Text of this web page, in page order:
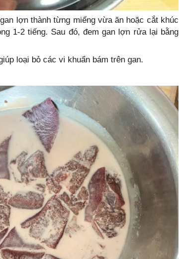
lợn thành từng miếng vừa ăn hoặc cắt khúc
1-2 tiếng. Sau đó, đem gan lợn rửa lại bằng
loại bỏ các vi khuẩn bám trên gan.